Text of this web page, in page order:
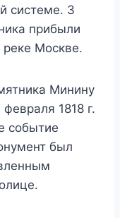
системе. 3
прибыли
Москве.
Минину
1818 г.
событие
был